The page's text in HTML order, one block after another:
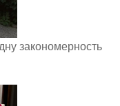
закономерность